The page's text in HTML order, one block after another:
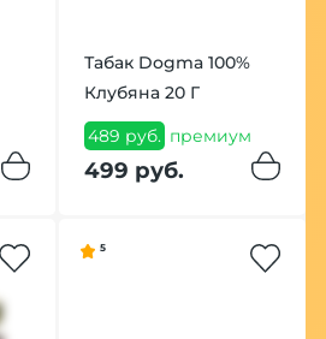
Табак Dogma 100%
Клубяна 20 Г
489 руб. премиум
499 руб.
5